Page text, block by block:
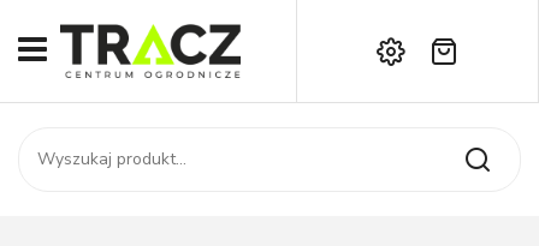
START
SKLEP
Brak produktów w koszyku.